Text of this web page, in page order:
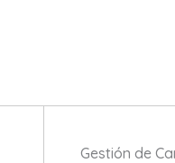
Gestión de